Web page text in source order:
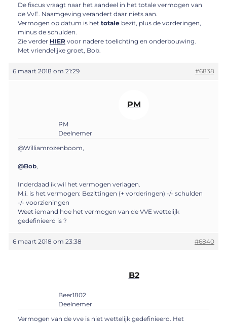
De fiscus vraagt naar het aandeel in het totale vermogen van
de VvE. Naamgeving verandert daar niets aan.
Vermogen op datum is het totale bezit, plus de vorderingen,
minus de schulden.
Zie verder HIER voor nadere toelichting en onderbouwing.
Met vriendelijke groet, Bob.
6 maart 2018 om 21:29 #6838
PM
PM
Deelnemer
@Williamrozenboom,
@Bob,
Inderdaad ik wil het vermogen verlagen.
M.i. is het vermogen: Bezittingen (+ vorderingen) -/- schulden
-/- voorzieningen
Weet iemand hoe het vermogen van de VVE wettelijk
gedefinieerd is ?
6 maart 2018 om 23:38 #6840
B2
Beer1802
Deelnemer
Vermogen van de vve is niet wettelijk gedefinieerd. Het